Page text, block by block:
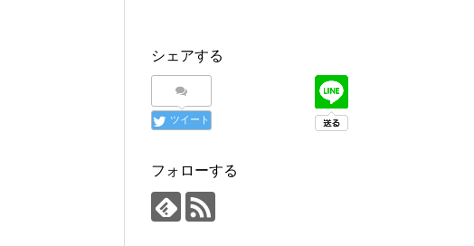
シェアする
ツイート
フォローする